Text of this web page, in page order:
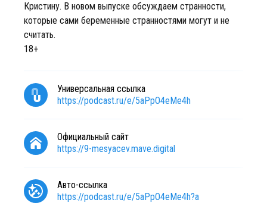
Кристину. В новом выпуске обсуждаем странности,
которые сами беременные странностями могут и не
считать.
18+
Универсальная ссылка
https://podcast.ru/e/5aPpO4eMe4h
Официальный сайт
https://9-mesyacev.mave.digital
Авто-ссылка
https://podcast.ru/e/5aPpO4eMe4h?a